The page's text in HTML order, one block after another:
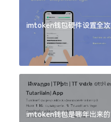
imtoken钱包硬件设置全
imtoken钱包是哪年出来